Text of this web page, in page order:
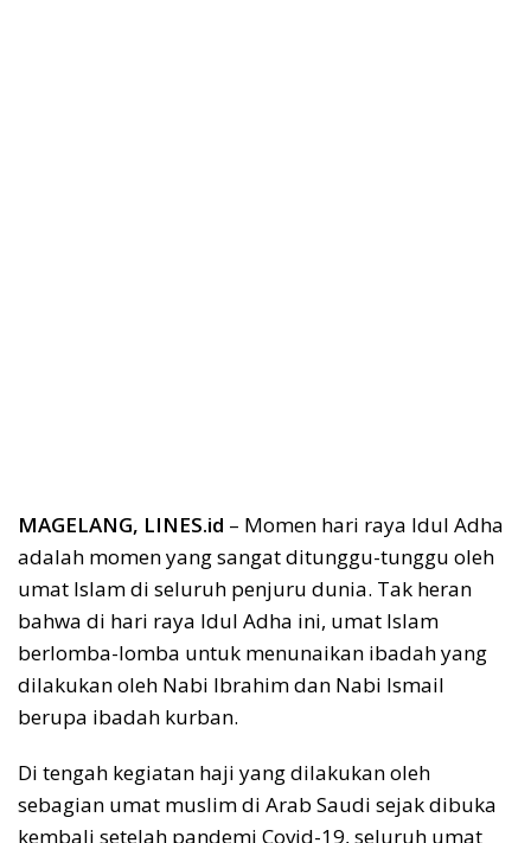
MAGELANG, LINES.id – Momen hari raya Idul Adha
adalah momen yang sangat ditunggu-tunggu oleh
umat Islam di seluruh penjuru dunia. Tak heran
bahwa di hari raya Idul Adha ini, umat Islam
berlomba-lomba untuk menunaikan ibadah yang
dilakukan oleh Nabi Ibrahim dan Nabi Ismail
berupa ibadah kurban.
Di tengah kegiatan haji yang dilakukan oleh
sebagian umat muslim di Arab Saudi sejak dibuka
kembali setelah pandemi Covid-19, seluruh umat